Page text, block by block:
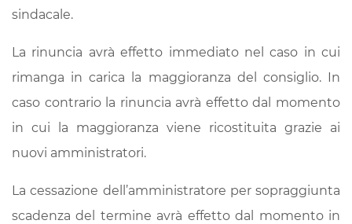
sindacale.
La rinuncia avrà effetto immediato nel caso in cui
rimanga in carica la maggioranza del consiglio. In
caso contrario la rinuncia avrà effetto dal momento
in cui la maggioranza viene ricostituita grazie ai
nuovi amministratori.
La cessazione dell’amministratore per sopraggiunta
scadenza del termine avrà effetto dal momento in